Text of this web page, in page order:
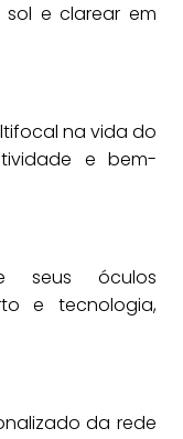
e clarear em
na vida do
e bem-
seus óculos
e tecnologia,
da rede